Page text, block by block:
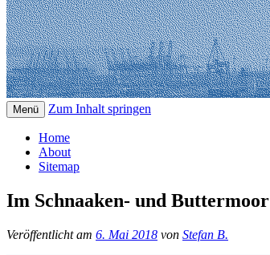
Menü Zum Inhalt springen
Home
About
Sitemap
Im Schnaaken- und Buttermoor
Veröffentlicht am 6. Mai 2018 von Stefan B.